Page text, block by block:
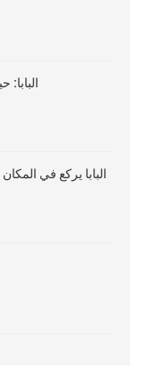
البابا:
البابا يركع في